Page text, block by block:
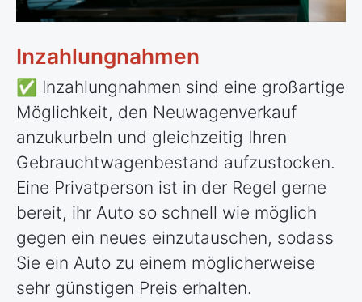
Inzahlungnahmen
✅ Inzahlungnahmen sind eine großartige
Möglichkeit, den Neuwagenverkauf
anzukurbeln und gleichzeitig Ihren
Gebrauchtwagenbestand aufzustocken.
Eine Privatperson ist in der Regel gerne
bereit, ihr Auto so schnell wie möglich
gegen ein neues einzutauschen, sodass
Sie ein Auto zu einem möglicherweise
sehr günstigen Preis erhalten.